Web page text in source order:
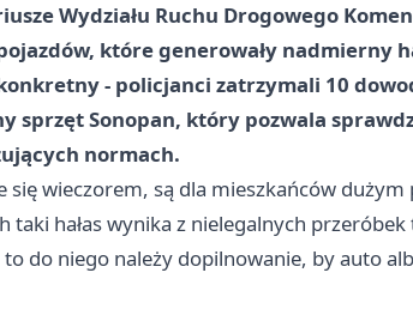
Wydziału Ruchu Drogowego
które generowały nadmierny
- policjanci zatrzymali 10
sprzęt Sonopan, który pozwala
normach.
się wieczorem, są dla mieszkańców
taki hałas wynika z nielegalnych
do niego należy dopilnowanie, by auto